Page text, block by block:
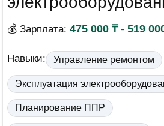
💰 Зарплата: 475 000 ₸ - 519
Навыки: Управление ремонтом
Эксплуатация
Планирование ППР